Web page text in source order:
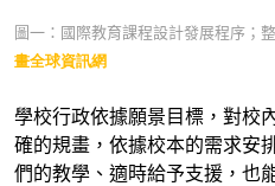
圖一：國際教育課程設計發展程序；
畫全球資訊網
學校行政依據願景目標，對校
確的規畫，依據校本的需求安
們的教學、適時給予支援，也